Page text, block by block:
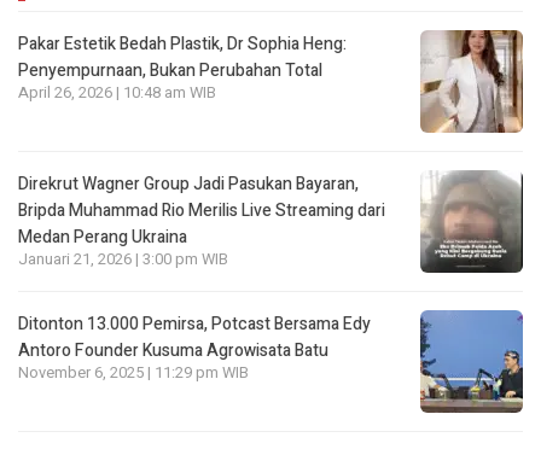
Pakar Estetik Bedah Plastik, Dr Sophia Heng:
Penyempurnaan, Bukan Perubahan Total
April 26, 2026 | 10:48 am WIB
Direkrut Wagner Group Jadi Pasukan Bayaran,
Bripda Muhammad Rio Merilis Live Streaming dari
Medan Perang Ukraina
Januari 21, 2026 | 3:00 pm WIB
Ditonton 13.000 Pemirsa, Potcast Bersama Edy
Antoro Founder Kusuma Agrowisata Batu
November 6, 2025 | 11:29 pm WIB